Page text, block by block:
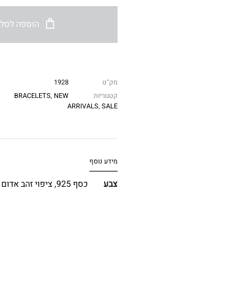
הוספה לסל
מק"ט
1928
קטגוריות
BRACELETS,NEW
ARRIVALS,SALE
מידע נוסף
צבע כסף 925 ,ציפוי זהב אדום